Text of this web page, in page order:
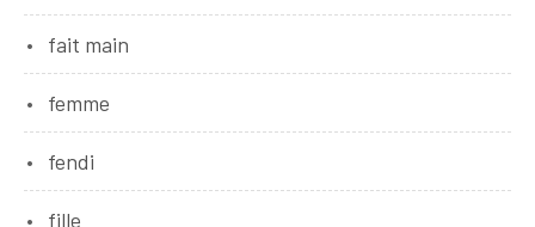
fait main
femme
fendi
fille